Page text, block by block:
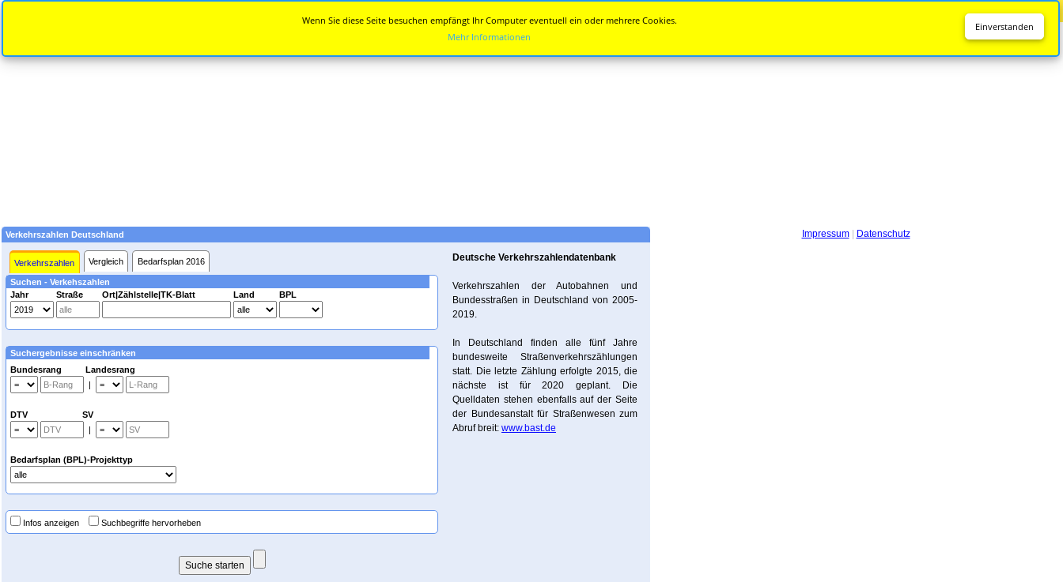
Verkehrszahlen Deutschland
Verkehrszahlen Vergleich Bedarfsplan 2016
Suchen - Verkehszahlen
Jahr
Straße Ort|Zählstelle|TK-Blatt Land BPL
Suchergebnisse einschränken
Bundesrang Landesrang
|
DTV SV
|
Bedarfsplan (BPL)-Projekttyp
Infos anzeigen Suchbegriffe hervorheben
Deutsche Verkehrszahlendatenbank
Verkehrszahlen der Autobahnen und
Bundesstraßen in Deutschland von 2005-
2019.
In Deutschland finden alle fünf Jahre
bundesweite Straßenverkehrszählungen
statt. Die letzte Zählung erfolgte 2015, die
nächste ist für 2020 geplant. Die
Quelldaten stehen ebenfalls auf der Seite
der Bundesanstalt für Straßenwesen zum
Abruf breit: www.bast.de
Impressum| Datenschutz
Einverstanden
Wenn Sie diese Seite besuchen empfängt Ihr Computer eventuell ein oder mehrere Cookies.
Mehr Informationen